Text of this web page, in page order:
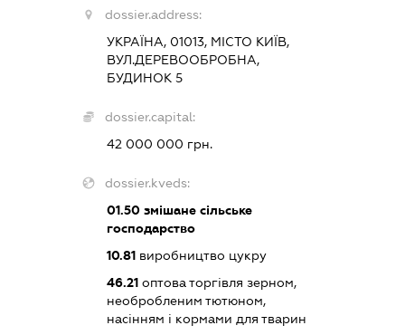
dossier.address:
УКРАЇНА, 01013, МІСТО КИЇВ,
ВУЛ.ДЕРЕВООБРОБНА,
БУДИНОК 5
dossier.capital:
42 000 000 грн.
dossier.kveds:
01.50 змішане сільське
господарство
10.81 виробництво цукру
46.21 оптова торгівля зерном,
необробленим тютюном,
насінням і кормами для тварин